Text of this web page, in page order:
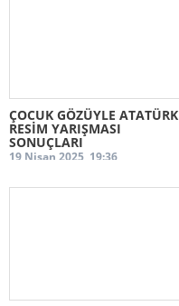
ÇOCUK GÖZÜYLE ATATÜRK
RESİM YARIŞMASI
SONUÇLARI
19 Nisan 2025, 19:36